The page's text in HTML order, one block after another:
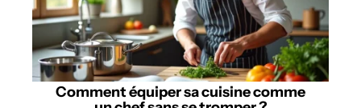
Comment équiper sa cuisine comme